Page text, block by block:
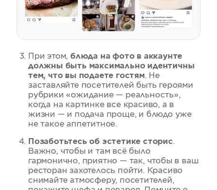
При этом, блюда на фото в аккаунте
должны быть максимально идентичны
тем, что вы подаете гостям. Не
заставляйте посетителей быть героями
рубрики «ожидание — реальность»,
когда на картинке все красиво, а в
жизни — и подача проще, и блюдо уже
не такое аппетитное.
Позаботьтесь об эстетике сторис.
Важно, чтобы и там всё было
гармонично, приятно — так, чтобы в ваш
ресторан захотелось пойти. Красиво
снимайте атмосферу, посетителей,